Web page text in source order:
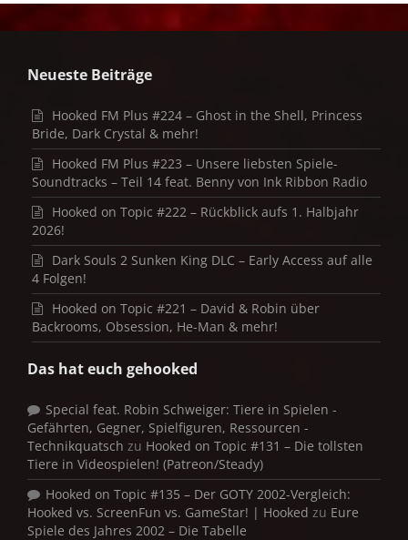
Neueste Beiträge
Hooked FM Plus #224 – Ghost in the Shell, Princess
Bride, Dark Crystal & mehr!
Hooked FM Plus #223 – Unsere liebsten Spiele-
Soundtracks – Teil 14 feat. Benny von Ink Ribbon Radio
Hooked on Topic #222 – Rückblick aufs 1. Halbjahr
2026!
Dark Souls 2 Sunken King DLC – Early Access auf alle
4 Folgen!
Hooked on Topic #221 – David & Robin über
Backrooms, Obsession, He-Man & mehr!
Das hat euch gehooked
Special feat. Robin Schweiger: Tiere in Spielen -
Gefährten, Gegner, Spielfiguren, Ressourcen -
Technikquatsch zu Hooked on Topic #131 – Die tollsten
Tiere in Videospielen! (Patreon/Steady)
Hooked on Topic #135 – Der GOTY 2002-Vergleich:
Hooked vs. ScreenFun vs. GameStar! | Hooked zu Eure
Spiele des Jahres 2002 – Die Tabelle